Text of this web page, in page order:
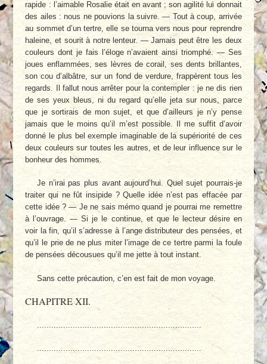
rapide : l’aimable Rosalie était en avant ; son agilité lui donnait
des ailes : nous ne pouvions la suivre. — Tout à coup, arrivée
au sommet d’un tertre, elle se tourna vers nous pour reprendre
haleine, et sourit à notre lenteur. — Jamais peut être les deux
couleurs dont je fais l’éloge n’avaient ainsi triomphé. — Ses
joues enflammées, ses lèvres de corail, ses dents brillantes,
son cou d’albâtre, sur un fond de verdure, frappèrent tous les
regards. Il fallut nous arrêter pour la contempler : je ne dis rien
de ses yeux bleus, ni du regard qu’elle jeta sur nous, parce
que je sortirais de mon sujet, et que d’ailleurs je n’y pense
jamais que le moins qu’il m’est possible. Il me suffit d’avoir
donné le plus bel exemple imaginable de la supériorité de ces
deux couleurs sur toutes les autres, et de leur influence sur le
bonheur des hommes.
Je n’irai pas plus avant aujourd’hui. Quel sujet pourrais-je
traiter qui ne fût insipide ? Quelle idée n’est pas effacée par
cette idée ? — Je ne sais mémo quand je pourrai me remettre
à l’ouvrage. — Si je le continue, et que le lecteur désire en
voir la fin, qu’il s’adresse à l’ange distributeur des pensées, et
qu’il le prie de ne plus miter l’image de ce tertre parmi la foule
de pensées décousues qu’il me jette à tout instant.
Sans cette précaution, c’en est fait de mon voyage.
CHAPITRE XII.
.....................................................................
.....................................................................